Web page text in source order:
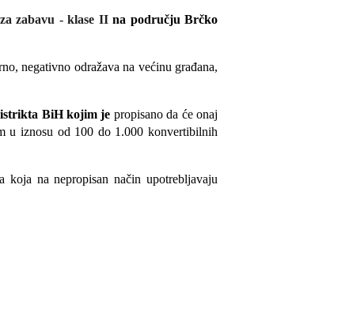
zabavu - klase II na području Brčko
negativno odražava na većinu građana,
BiH kojim je propisano da će onaj
u iznosu od 100 do 1.000 konvertibilnih
na nepropisan način upotrebljavaju